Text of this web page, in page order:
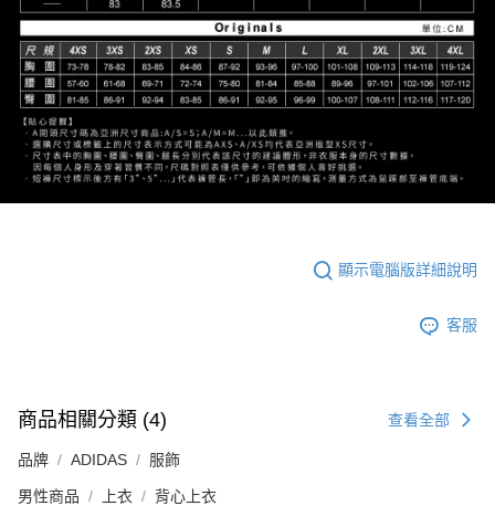
顯示電腦版詳細說明
客服
商品相關分類 (4) 查看全部
品牌 ADIDAS 服飾
男性商品 上衣 背心上衣